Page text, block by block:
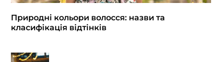
Природні кольори волосся: назви та
класифікація відтінків